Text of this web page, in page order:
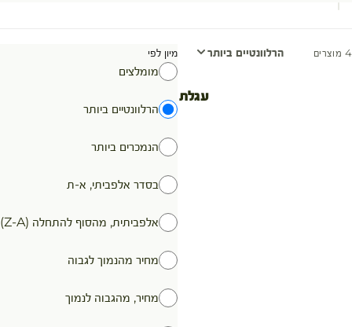
עגלת קניות
4 מוצרים הרלוונטיים ביותר מיון לפי
מומלצים
הרלוונטיים ביותר
הנמכרים ביותר
בסדר אלפביתי, א-ת
אלפביתית, מהסוף להתחלה (Z-A)
מחיר מהנמוך לגבוה
מחיר, מהגבוה לנמוך